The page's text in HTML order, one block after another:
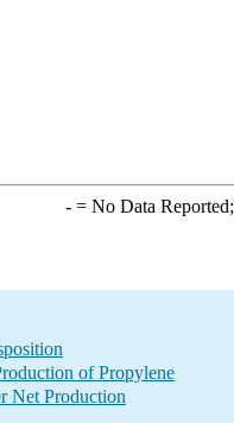
-= No Data Reported;
of Propylene
Net Production